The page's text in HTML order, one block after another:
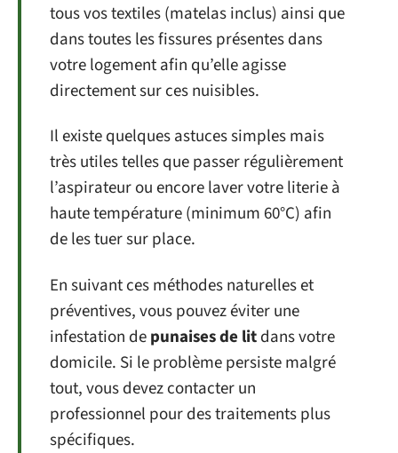
tous vos textiles (matelas inclus) ainsi que
dans toutes les fissures présentes dans
votre logement afin qu’elle agisse
directement sur ces nuisibles.
Il existe quelques astuces simples mais
très utiles telles que passer régulièrement
l’aspirateur ou encore laver votre literie à
haute température (minimum 60°C) afin
de les tuer sur place.
En suivant ces méthodes naturelles et
préventives, vous pouvez éviter une
infestation depunaises de litdans votre
domicile. Si le problème persiste malgré
tout, vous devez contacter un
professionnel pour des traitements plus
spécifiques.